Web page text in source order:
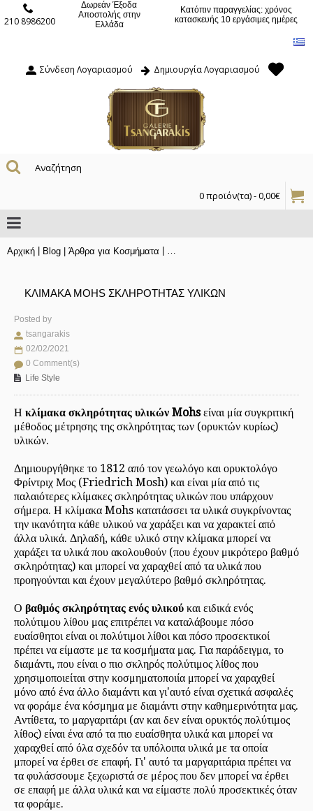
210 8986200
Δωρεάν Έξοδα
Αποστολής στην
Ελλάδα
Κατόπιν παραγγελίας: χρόνος
κατασκευής 10 εργάσιμες ημέρες
Σύνδεση Λογαριασμού Δημιουργία Λογαριασμού
0 προϊόν(τα) - 0,00€
Αρχική Blog | Άρθρα για Κοσμήματα Κλίμακα Mohs Σκληρότητας Υλικών
ΚΛΊΜΑΚΑ MOHS ΣΚΛΗΡΌΤΗΤΑΣ ΥΛΙΚΏΝ
Posted by
tsangarakis
02/02/2021
0 Comment(s)
Life Style
Η κλίμακα σκληρότητας υλικών Mohsείναι μία συγκριτική
μέθοδος μέτρησης της σκληρότητας των (ορυκτών κυρίως)
υλικών.
Δημιουργήθηκε το 1812 από τον γεωλόγο και ορυκτολόγο
Φρίντριχ Μος (Friedrich Mosh) και είναι μία από τις
παλαιότερες κλίμακες σκληρότητας υλικών που υπάρχουν
σήμερα. Η κλίμακα Mohs κατατάσσει τα υλικά συγκρίνοντας
την ικανότητα κάθε υλικού να χαράξει και να χαρακτεί από
άλλα υλικά. Δηλαδή, κάθε υλικό στην κλίμακα μπορεί να
χαράξει τα υλικά που ακολουθούν (που έχουν μικρότερο βαθμό
σκληρότητας) και μπορεί να χαραχθεί από τα υλικά που
προηγούνται και έχουν μεγαλύτερο βαθμό σκληρότητας.
Ο βαθμός σκληρότητας ενός υλικού και ειδικά ενός
πολύτιμου λίθου μας επιτρέπει να καταλάβουμε πόσο
ευαίσθητοι είναι οι πολύτιμοι λίθοι και πόσο προσεκτικοί
πρέπει να είμαστε με τα κοσμήματα μας. Για παράδειγμα, το
διαμάντι, που είναι ο πιο σκληρός πολύτιμος λίθος που
χρησιμοποιείται στην κοσμηματοποιία μπορεί να χαραχθεί
μόνο από ένα άλλο διαμάντι και γι'αυτό είναι σχετικά ασφαλές
να φοράμε ένα κόσμημα με διαμάντι στην καθημερινότητα μας.
Αντίθετα, το μαργαριτάρι (αν και δεν είναι ορυκτός πολύτιμος
λίθος) είναι ένα από τα πιο ευαίσθητα υλικά και μπορεί να
χαραχθεί από όλα σχεδόν τα υπόλοιπα υλικά με τα οποία
μπορεί να έρθει σε επαφή. Γι' αυτό τα μαργαριτάρια πρέπει να
τα φυλάσσουμε ξεχωριστά σε μέρος που δεν μπορεί να έρθει
σε επαφή με άλλα υλικά και να είμαστε πολύ προσεκτικές όταν
τα φοράμε.